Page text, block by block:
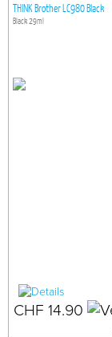
THINK Brother LC980 Black
Black 29ml
CHF 14.90